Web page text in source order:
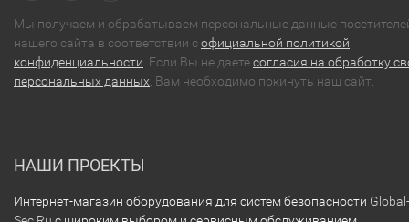
Мы получаем и обрабатываем персональные данные
нашего сайта в соответствии софициальной политикой
конфиденциальности . Если Вы не даетесогласия на обработку
персональных данных , Вам необходимо покинуть наш сайт.
НАШИ ПРОЕКТЫ
Интернет-магазин оборудования для систем безопасности Global-